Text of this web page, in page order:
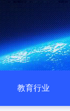
教育行业